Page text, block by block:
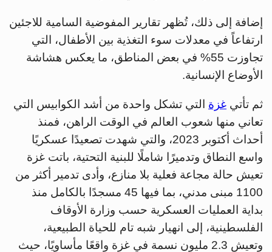
إضافة إلى ذلك، تُظهر تقارير المفوضية السامية للاجئين
ارتفاعاً في معدلات سوء التغذية بين الأطفال، التي
تجاوزت 55% في بعض المناطق، ما يعكس هشاشة
الأوضاع الإنسانية.
ثم تأتي غزة التي تشكل واحدة من أشد الكوابيس التي
تعاني منها شعوب العالم في الوقت الراهن، فمنذ
أحداث أكتوبر 2023، والتي شهدت تصعيدًا عسكريًا
واسع النطاق وتدميرًا شاملًا للبنية التحتية، باتت غزة
تعيش حالة مجاعة فعلية بلا منازع، وأدى تدمير أكثر من
1100 مبنى مدني، بما فيها 45 مسجدًا بالكامل منذ
بداية العمليات العسكرية حسب وزارة الأوقاف
الفلسطينية، إلى انهيار شبه تام للحياة الطبيعية،
وتعيش 2.3 مليون نسمة في غزة واقعًا مأساويًا، حيث